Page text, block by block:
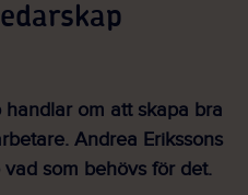
om att skapa bra
Andrea Erikssons
som behövs för det.